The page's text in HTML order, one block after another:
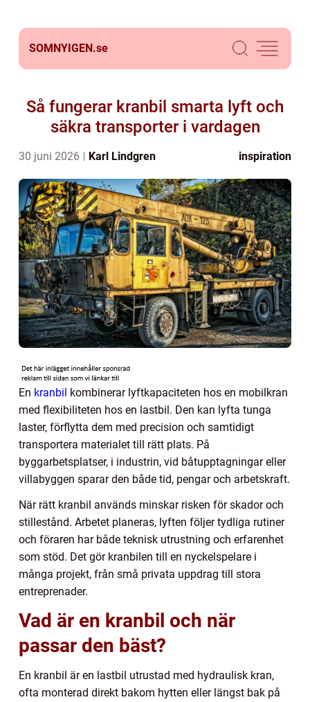
SOMNYIGEN.se
Så fungerar kranbil smarta lyft och
säkra transporter i vardagen
30 juni 2026 Karl Lindgren inspiration
En kranbil kombinerar lyftkapaciteten hos en mobilkran
med flexibiliteten hos en lastbil. Den kan lyfta tunga
laster, förflytta dem med precision och samtidigt
transportera materialet till rätt plats. På
byggarbetsplatser, i industrin, vid båtupptagningar eller
villabyggen sparar den både tid, pengar och arbetskraft.
När rätt kranbil används minskar risken för skador och
stillestånd. Arbetet planeras, lyften följer tydliga rutiner
och föraren har både teknisk utrustning och erfarenhet
som stöd. Det gör kranbilen till en nyckelspelare i
många projekt, från små privata uppdrag till stora
entreprenader.
Vad är en kranbil och när
passar den bäst?
En kranbil är en lastbil utrustad med hydraulisk kran,
ofta monterad direkt bakom hytten eller längst bak på